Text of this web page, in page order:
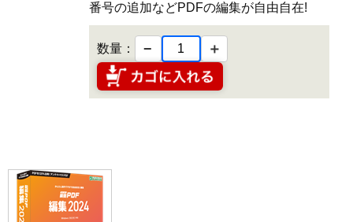
番号の追加などPDFの編集が自由自在!
数量： − ＋